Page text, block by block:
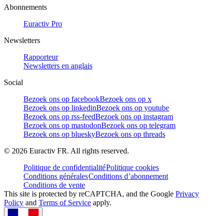
Abonnements
Euractiv Pro
Newsletters
Rapporteur
Newsletters en anglais
Social
Bezoek ons op facebookBezoek ons op x
Bezoek ons op linkedinBezoek ons op youtube
Bezoek ons op rss-feedBezoek ons op instagram
Bezoek ons op mastodonBezoek ons op telegram
Bezoek ons op blueskyBezoek ons op threads
© 2026 Euractiv FR. All rights reserved.
Politique de confidentialitéPolitique cookies
Conditions généralesConditions d’abonnement
Conditions de vente
This site is protected by reCAPTCHA, and the Google Privacy
Policy and Terms of Service apply.